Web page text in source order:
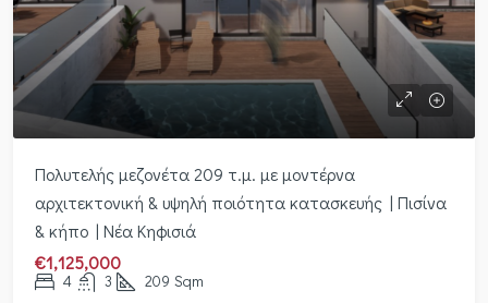
Πολυτελής μεζονέτα 209 τ.μ. με μοντέρνα
αρχιτεκτονική & υψηλή ποιότητα κατασκευής | Πισίνα
& κήπο | Νέα Κηφισιά
€1,125,000
4 3 209 Sqm